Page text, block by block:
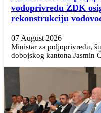
vodoprivredu ZDK
rekonstrukciju
07 August 2026
Ministar za poljoprivredu,
dobojskog kantona Jasmin